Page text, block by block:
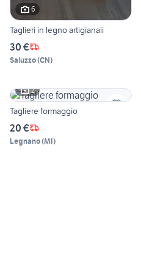
6
Taglieri in legno artigianali
30 €
Saluzzo(CN)
2
Tagliere formaggio
20 €
Legnano(MI)